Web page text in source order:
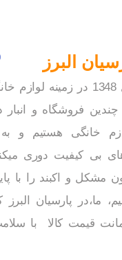
البرز
فعالیت ما از سال 1348 در
فروشگاه و انبار
خانگی هستیم و
بی کیفیت دوری
مشکل و اکبند را با
ما،در پارسیان البرز
قیمت کالا با